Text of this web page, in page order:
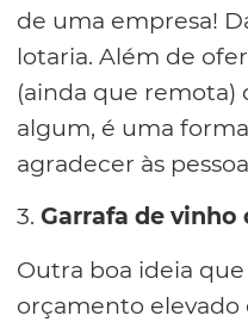
de uma empresa!
lotaria. Além de
(ainda que remota)
algum, é uma
agradecer às
3. Garrafa de vinho
Outra boa ideia
orçamento elevado